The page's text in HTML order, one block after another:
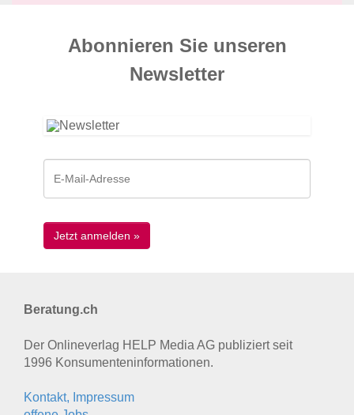
Abonnieren Sie unseren
News­letter
Beratung.ch
Der Onlineverlag HELP Media AG publiziert seit
1996 Konsumenten­informationen.
Kontakt, Impressum